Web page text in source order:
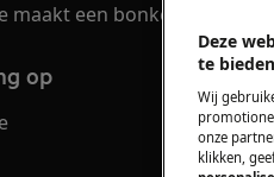
maakt een bonkend geluid
op
Deze
te
Wij
onze
klikken,